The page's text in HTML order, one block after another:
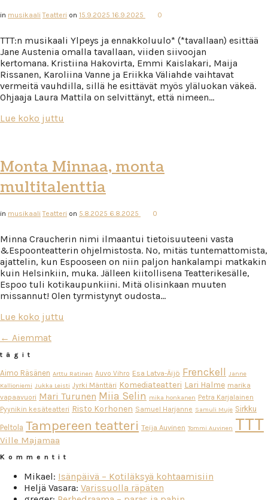
in musikaali Teatteri on 15.9.2025 16.9.2025 0
TTT:n musikaali Ylpeys ja ennakkoluulo* (*tavallaan) esittää
Jane Austenia omalla tavallaan, viiden siivoojan
kertomana. Kristiina Hakovirta, Emmi Kaislakari, Maija
Rissanen, Karoliina Vanne ja Eriikka Väliahde vaihtavat
vermeitä vauhdilla, sillä he esittävät myös yläluokan väkeä.
Ohjaaja Laura Mattila on selvittänyt, että nimeen…
Lue koko juttu
Monta Minnaa, monta
multitalenttia
in musikaali Teatteri on 5.8.2025 6.8.2025 0
Minna Craucherin nimi ilmaantui tietoisuuteeni vasta
&Espoonteatterin ohjelmistosta. No, mitäs tuntemattomista,
ajattelin, kun Espooseen on niin paljon hankalampi matkakin
kuin Helsinkiin, muka. Jälleen kiitollisena Teatterikesälle,
Espoo tuli kotikaupunkiini. Mitä olisinkaan muuten
missannut! Olen tyrmistynyt oudosta…
Lue koko juttu
← Aiemmat
tägit
Aimo Räsänen Arttu Ratinen Auvo Vihro Esa Latva-Äijö Frenckell Janne
Kallioniemi Jukka Leisti Jyrki Mänttäri Komediateatteri Lari Halme marika
vapaavuori Mari Turunen Miia Selin mika honkanen Petra Karjalainen
Pyynikin kesäteatteri Risto Korhonen Samuel Harjanne Samuli Muje Sirkku
Peltola Tampereen teatteri Teija Auvinen Tommi Auvinen TTT
Ville Majamaa
Kommentit
Mikael: Isänpäivä – Kotiläksyä kohtaamisiin
Heljä Vasara: Varissuolla räpäten